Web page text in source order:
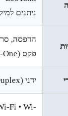
ניתנים
הדפסה,
פקס (All-in-One)
ידני (Manual Duplex)
Fi • Wi-